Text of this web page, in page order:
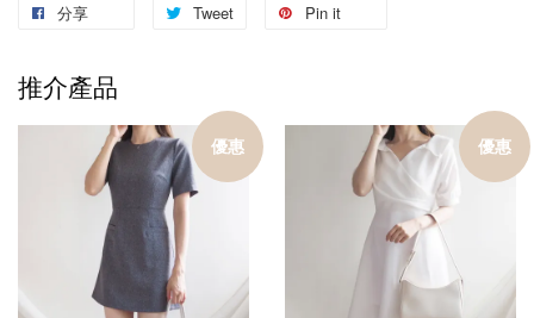
分享 Tweet Pin it
推介產品
優惠 優惠